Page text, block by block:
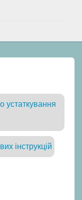
устаткування
інструкцій